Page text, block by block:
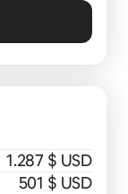
1.287 $ USD
501 $ USD